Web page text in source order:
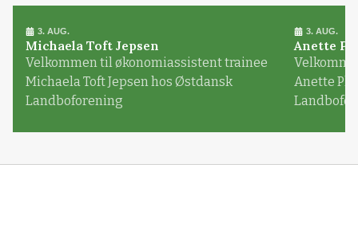
3. AUG.
Michaela Toft Jepsen
Velkommen til økonomiassistent trainee
Michaela Toft Jepsen hos Østdansk
Landboforening
3. AUG.
Anette
Anette